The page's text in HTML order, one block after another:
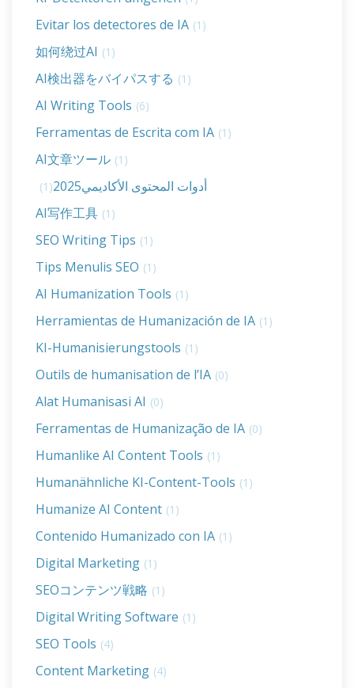
Evitar los detectores de IA (1)
如何绕过AI (1)
AI検出器をバイパスする (1)
AI Writing Tools (6)
Ferramentas de Escrita com IA (1)
AI文章ツール (1)
أدوات المحتوى الأكاديمي2025 (1)
AI写作工具 (1)
SEO Writing Tips (1)
Tips Menulis SEO (1)
AI Humanization Tools (1)
Herramientas de Humanización de IA (1)
KI-Humanisierungstools (1)
Outils de humanisation de l’IA (0)
Alat Humanisasi AI (0)
Ferramentas de Humanização de IA (0)
Humanlike AI Content Tools (1)
Humanähnliche KI-Content-Tools (1)
Humanize AI Content (1)
Contenido Humanizado con IA (1)
Digital Marketing (1)
SEOコンテンツ戦略 (1)
Digital Writing Software (1)
SEO Tools (4)
Content Marketing (4)